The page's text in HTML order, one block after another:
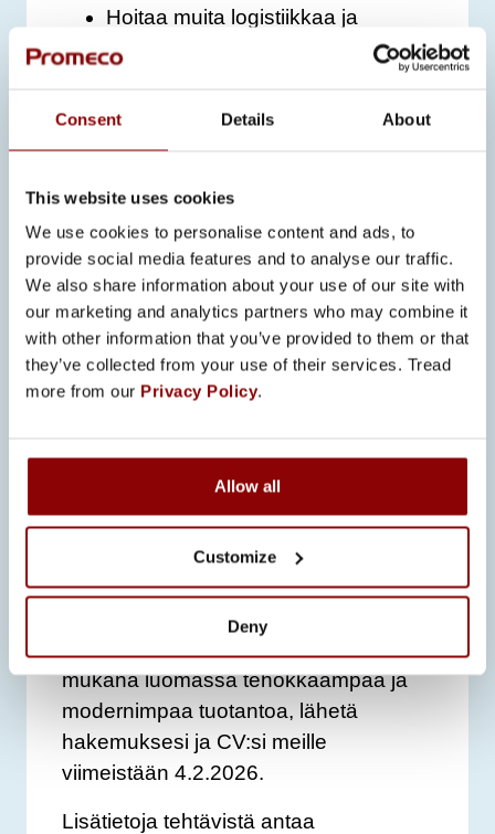
Consent Details About
This website uses cookies
We use cookies to personalise content and ads, to
provide social media features and to analyse our traffic.
We also share information about your use of our site with
our marketing and analytics partners who may combine it
with other information that you’ve provided to them or that
they’ve collected from your use of their services. Tread
more from our Privacy Policy.
Allow all
Customize
Deny
Hoitaa muita logistiikkaa ja
kiinteistöjä koskevia tehtäviä
ODOTAMME SINULTA
työotetta
Hyviä yhteistyö- ja
vuorovaikutustaitoja
Sujuvaa suomen ja englannin
kielen taitoa
Halua kehittyä ja kehittää
toimintaa
Kokemusta logistiikan ja
kiinteistöjen työnjohdosta tai
muista logistiikan työtehtävistä
HAKUPROSESSI:
mukana luomassa tehokkaampaa ja
modernimpaa tuotantoa, lähetä
hakemuksesi ja CV:si meille
viimeistään 4.2.2026.
Lisätietoja tehtävistä antaa